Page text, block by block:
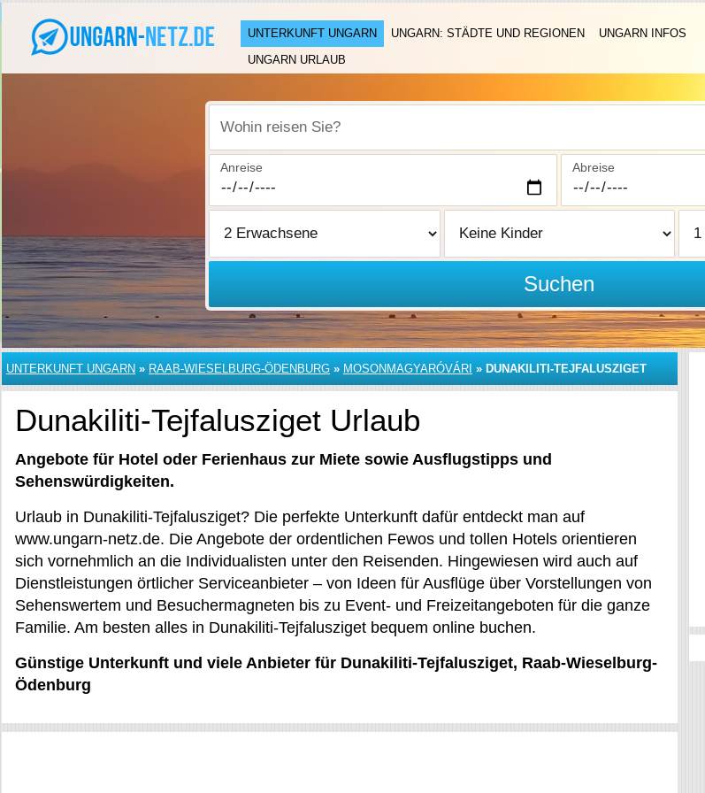
UNTERKUNFT UNGARN UNGARN: STÄDTE UND REGIONEN
UNGARN INFOS
UNGARN URLAUB
Wohin reisen Sie?
Anreise Abreise
Suchen
UNTERKUNFT UNGARN » RAAB-WIESELBURG-ÖDENBURG » MOSONMAGYARÓVÁRI » DUNAKILITI-TEJFALUSZIGET
Dunakiliti-Tejfalusziget Urlaub
Angebote für Hotel oder Ferienhaus zur Miete sowie Ausflugstipps und
Sehenswürdigkeiten.
Urlaub in Dunakiliti-Tejfalusziget? Die perfekte Unterkunft dafür entdeckt man auf
www.ungarn-netz.de. Die Angebote der ordentlichen Fewos und tollen Hotels orientieren
sich vornehmlich an die Individualisten unter den Reisenden. Hingewiesen wird auch auf
Dienstleistungen örtlicher Serviceanbieter – von Ideen für Ausflüge über Vorstellungen von
Sehenswertem und Besuchermagneten bis zu Event- und Freizeitangeboten für die ganze
Familie. Am besten alles in Dunakiliti-Tejfalusziget bequem online buchen.
Günstige Unterkunft und viele Anbieter für Dunakiliti-Tejfalusziget, Raab-Wieselburg-
Ödenburg